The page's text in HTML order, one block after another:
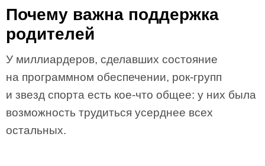
Почему важна поддержка
родителей
У миллиардеров, сделавших состояние
на программном обеспечении, рок-групп
и звезд спорта есть кое-что общее: у них была
возможность трудиться усерднее всех
остальных.